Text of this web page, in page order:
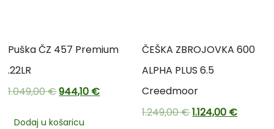
Puška ČZ 457 Premium
.22LR
1.049,00€944,10 €
Dodaj u košaricu
ČEŠKA ZBROJOVKA 600
ALPHA PLUS 6.5
Creedmoor
1.249,00€1.124,00 €